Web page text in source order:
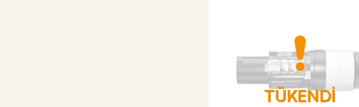
TÜKENDİ